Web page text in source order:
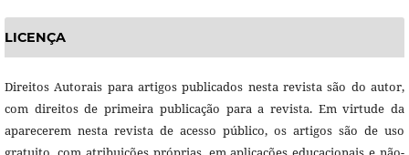
LICENÇA
Direitos Autorais para artigos publicados nesta revista são do autor,
com direitos de primeira publicação para a revista. Em virtude da
aparecerem nesta revista de acesso público, os artigos são de uso